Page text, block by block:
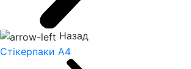
Назад
Стікерпаки А4